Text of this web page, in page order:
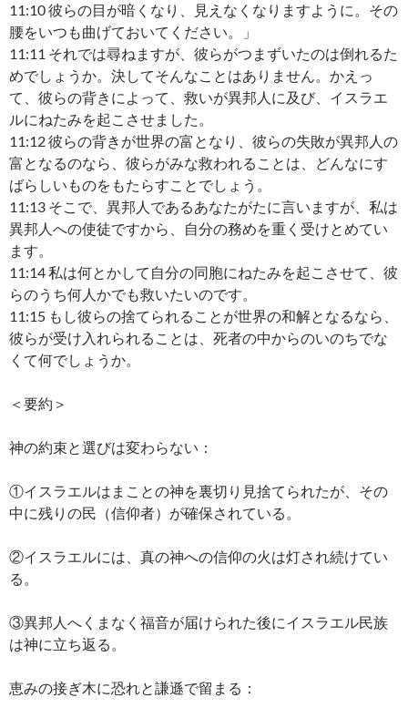
11:10 彼らの目が暗くなり、見えなくなりますように。その
腰をいつも曲げておいてください。」
11:11 それでは尋ねますが、彼らがつまずいたのは倒れるた
めでしょうか。決してそんなことはありません。かえっ
て、彼らの背きによって、救いが異邦人に及び、イスラエ
ルにねたみを起こさせました。
11:12 彼らの背きが世界の富となり、彼らの失敗が異邦人の
富となるのなら、彼らがみな救われることは、どんなにす
ばらしいものをもたらすことでしょう。
11:13 そこで、異邦人であるあなたがたに言いますが、私は
異邦人への使徒ですから、自分の務めを重く受けとめてい
ます。
11:14 私は何とかして自分の同胞にねたみを起こさせて、彼
らのうち何人かでも救いたいのです。
11:15 もし彼らの捨てられることが世界の和解となるなら、
彼らが受け入れられることは、死者の中からのいのちでな
くて何でしょうか。
＜要約＞
神の約束と選びは変わらない：
①イスラエルはまことの神を裏切り見捨てられたが、その
中に残りの民（信仰者）が確保されている。
②イスラエルには、真の神への信仰の火は灯され続けてい
る。
③異邦人へくまなく福音が届けられた後にイスラエル民族
は神に立ち返る。
恵みの接ぎ木に恐れと謙遜で留まる：